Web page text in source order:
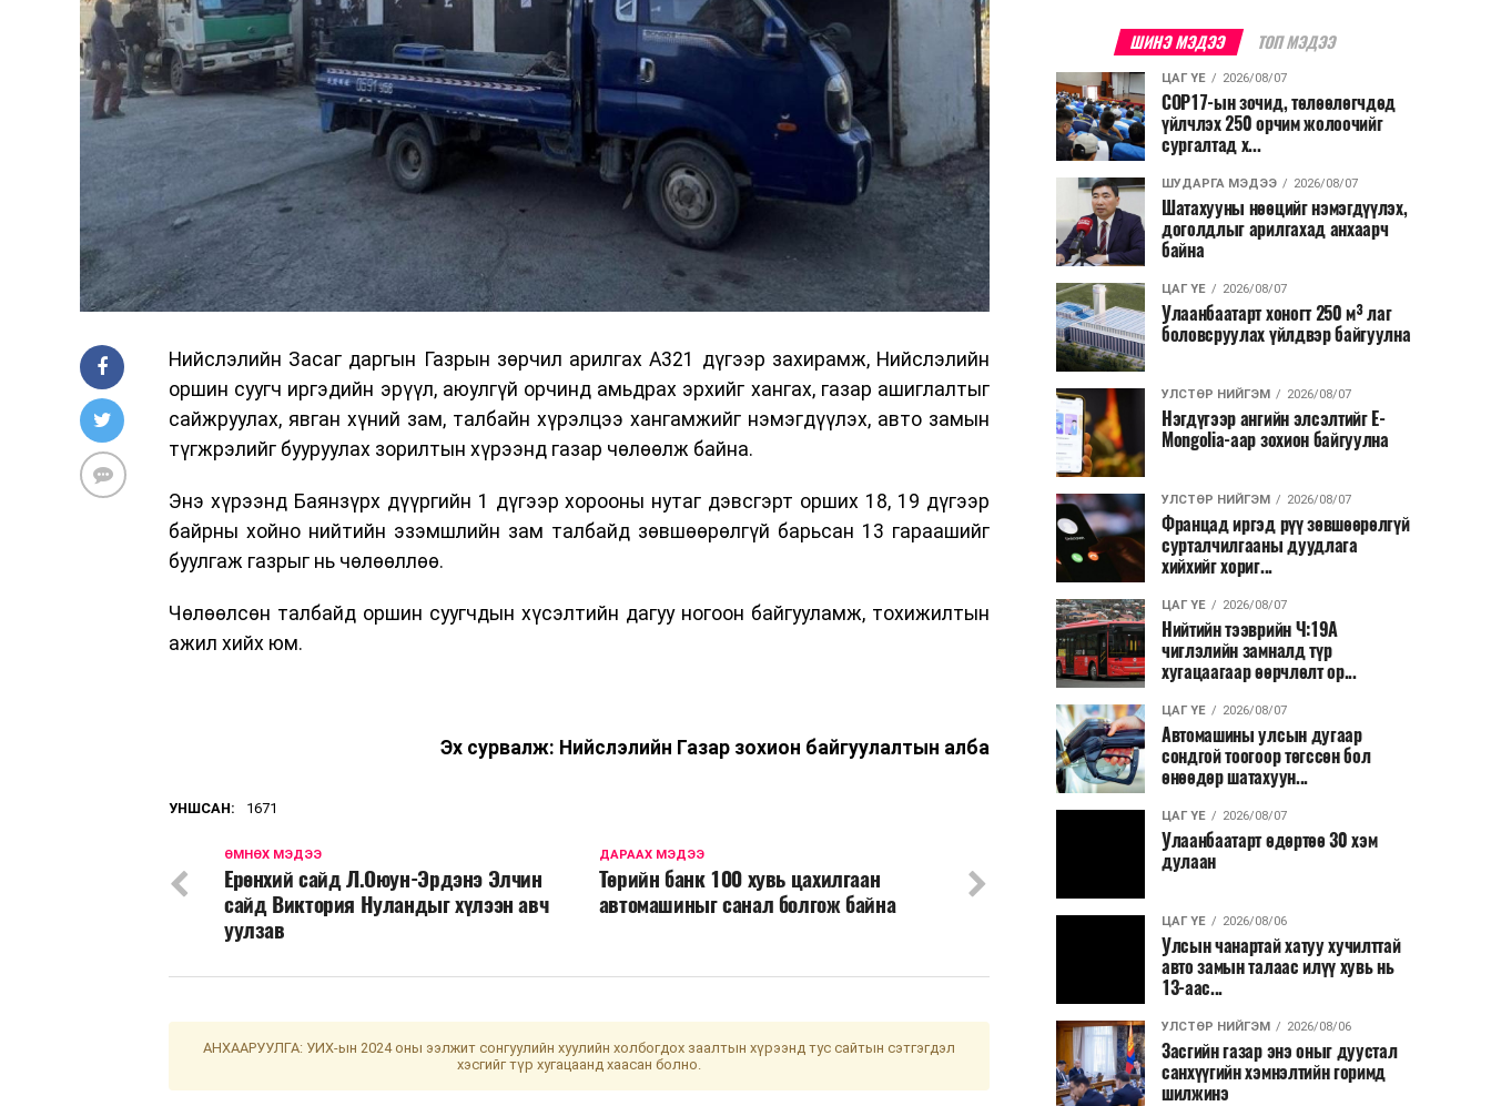
Нийслэлийн Засаг даргын Газрын зөрчил арилгах А321 дүгээр захирамж, Нийслэлийн
оршин суугч иргэдийн эрүүл, аюулгүй орчинд амьдрах эрхийг хангах, газар ашиглалтыг
сайжруулах, явган хүний зам, талбайн хүрэлцээ хангамжийг нэмэгдүүлэх, авто замын
түгжрэлийг бууруулах зорилтын хүрээнд газар чөлөөлж байна.
Энэ хүрээнд Баянзүрх дүүргийн 1 дүгээр хорооны нутаг дэвсгэрт орших 18, 19 дүгээр
байрны хойно нийтийн эзэмшлийн зам талбайд зөвшөөрөлгүй барьсан 13 гараашийг
буулгаж газрыг нь чөлөөллөө.
Чөлөөлсөн талбайд оршин суугчдын хүсэлтийн дагуу ногоон байгууламж, тохижилтын
ажил хийх юм.
Эх сурвалж: Нийслэлийн Газар зохион байгуулалтын алба
УНШСАН: 1671
ДАРААХ МЭДЭЭ
Төрийн банк 100 хувь цахилгаан
автомашиныг санал болгож байна
ӨМНӨХ МЭДЭЭ
Ерөнхий сайд Л.Оюун-Эрдэнэ Элчин
сайд Виктория Нуландыг хүлээн авч
уулзав
АНХААРУУЛГА: УИХ-ын 2024 оны ээлжит сонгуулийн хуулийн холбогдох заалтын хүрээнд тус сайтын сэтгэгдэл
хэсгийг түр хугацаанд хаасан болно.
ШИНЭ МЭДЭЭ ТОП МЭДЭЭ
ЦАГ ҮЕ 2026/08/07
COP17-ын зочид, төлөөлөгчдөд
үйлчлэх 250 орчим жолоочийг
сургалтад х...
ШУДАРГА МЭДЭЭ 2026/08/07
Шатахууны нөөцийг нэмэгдүүлэх,
доголдлыг арилгахад анхаарч
байна
ЦАГ ҮЕ 2026/08/07
Улаанбаатарт хоногт 250 м³ лаг
боловсруулах үйлдвэр байгуулна
УЛСТӨР НИЙГЭМ 2026/08/07
Нэгдүгээр ангийн элсэлтийг E-
Mongolia-аар зохион байгуулна
УЛСТӨР НИЙГЭМ 2026/08/07
Францад иргэд рүү зөвшөөрөлгүй
сурталчилгааны дуудлага
хийхийг хориг...
ЦАГ ҮЕ 2026/08/07
Нийтийн тээврийн Ч:19А
чиглэлийн замналд түр
хугацаагаар өөрчлөлт ор...
ЦАГ ҮЕ 2026/08/07
Автомашины улсын дугаар
сондгой тоогоор төгссөн бол
өнөөдөр шатахуун...
ЦАГ ҮЕ 2026/08/07
Улаанбаатарт өдөртөө 30 хэм
дулаан
ЦАГ ҮЕ 2026/08/06
Улсын чанартай хатуу хучилттай
авто замын талаас илүү хувь нь
13-аас...
УЛСТӨР НИЙГЭМ 2026/08/06
Засгийн газар энэ оныг дуустал
санхүүгийн хэмнэлтийн горимд
шилжинэ